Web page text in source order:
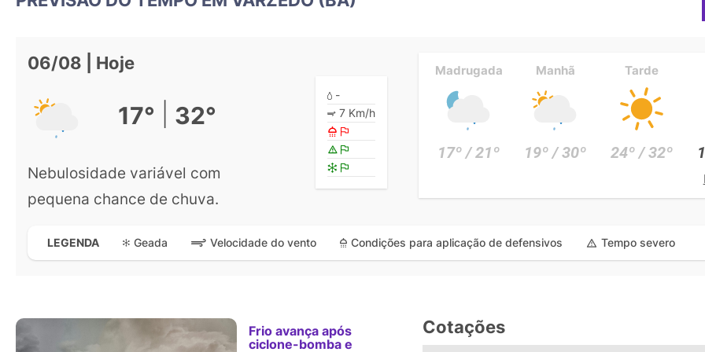
06/08 | Hoje
17° 32°
Nebulosidade variável com
pequena chance de chuva.
-
7 Km/h
Madrugada
17º / 21º
Manhã
19º / 30º
Tarde
24º / 32º
LEGENDA Geada Velocidade do vento Condições para aplicação de defensivos Tempo severo
Frio avança após
ciclone-bomba e
Cotações